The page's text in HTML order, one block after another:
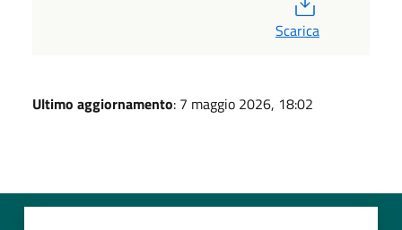
Scarica
Ultimo aggiornamento: 7 maggio 2026, 18:02